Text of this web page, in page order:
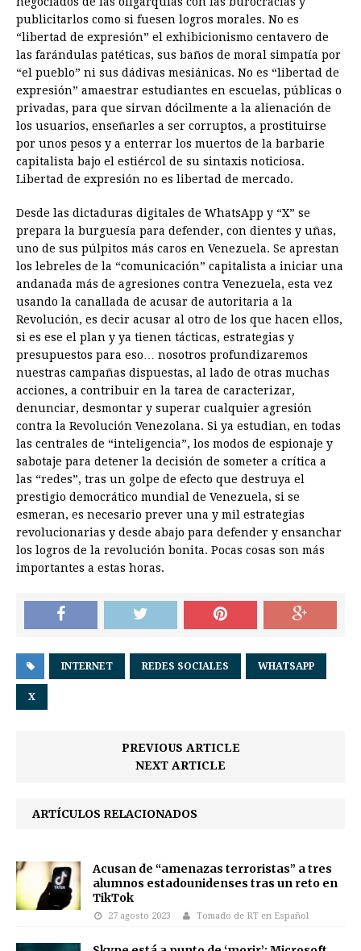
publicitarlos como si fuesen logros morales. No es
“libertad de expresión” el exhibicionismo centavero de
las farándulas patéticas, sus baños de moral simpatía por
“el pueblo” ni sus dádivas mesiánicas. No es “libertad de
expresión” amaestrar estudiantes en escuelas, públicas o
privadas, para que sirvan dócilmente a la alienación de
los usuarios, enseñarles a ser corruptos, a prostituirse
por unos pesos y a enterrar los muertos de la barbarie
capitalista bajo el estiércol de su sintaxis noticiosa.
Libertad de expresión no es libertad de mercado.
Desde las dictaduras digitales de WhatsApp y “X” se
prepara la burguesía para defender, con dientes y uñas,
uno de sus púlpitos más caros en Venezuela. Se aprestan
los lebreles de la “comunicación” capitalista a iniciar una
andanada más de agresiones contra Venezuela, esta vez
usando la canallada de acusar de autoritaria a la
Revolución, es decir acusar al otro de los que hacen ellos,
si es ese el plan y ya tienen tácticas, estrategias y
presupuestos para eso… nosotros profundizaremos
nuestras campañas dispuestas, al lado de otras muchas
acciones, a contribuir en la tarea de caracterizar,
denunciar, desmontar y superar cualquier agresión
contra la Revolución Venezolana. Si ya estudian, en todas
las centrales de “inteligencia”, los modos de espionaje y
sabotaje para detener la decisión de someter a crítica a
las “redes”, tras un golpe de efecto que destruya el
prestigio democrático mundial de Venezuela, si se
esmeran, es necesario prever una y mil estrategias
revolucionarias y desde abajo para defender y ensanchar
los logros de la revolución bonita. Pocas cosas son más
importantes a estas horas.
INTERNET REDES SOCIALES WHATSAPP
X
PREVIOUS ARTICLE
NEXT ARTICLE
ARTÍCULOS RELACIONADOS
Acusan de “amenazas terroristas” a tres
alumnos estadounidenses tras un reto en
TikTok
27 agosto 2023 Tomado de RT en Español